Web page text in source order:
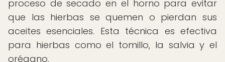
proceso de secado en el horno para evitar
que las hierbas se quemen o pierdan sus
aceites esenciales. Esta técnica es efectiva
para hierbas como el tomillo, la salvia y el
orégano.